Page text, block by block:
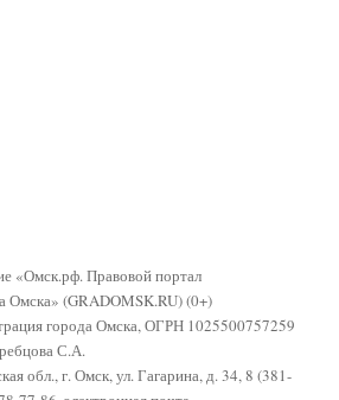
«Омск.рф. Правовой портал
Омска» (GRADOMSK.RU) (0+)
города Омска, ОГРН 1025500757259
С.А.
обл., г. Омск, ул. Гагарина, д. 34, 8 (381-